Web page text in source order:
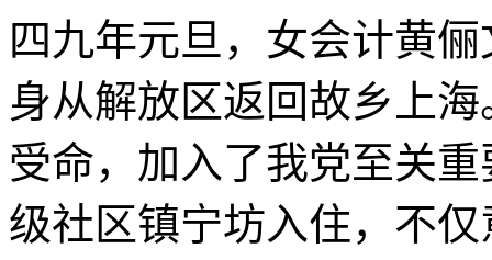
四九年元旦，女会计黄
身从解放区返回故乡上
受命，加入了我党至关
级社区镇宁坊入住，不